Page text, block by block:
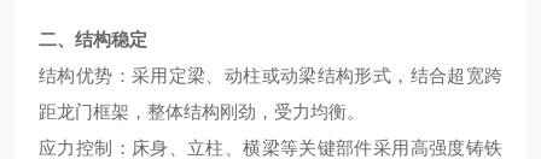
二、结构稳定
结构优势：采用定梁、动柱或动梁结构形式，结合超宽跨
距龙门框架，整体结构刚劲，受力均衡。
应力控制：床身、立柱、横梁等关键部件采用高强度铸铁